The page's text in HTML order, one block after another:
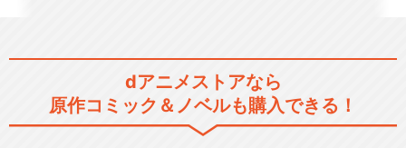
dアニメストアなら
原作コミック＆ノベルも購入できる！